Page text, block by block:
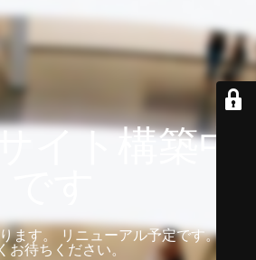
イト構築中
ます。 リニューアル予定です。 しば
お待ちください。